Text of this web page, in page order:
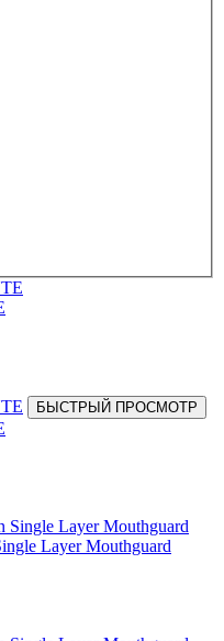
БЫСТРЫЙ ПРОСМОТР
Layer Mouthguard